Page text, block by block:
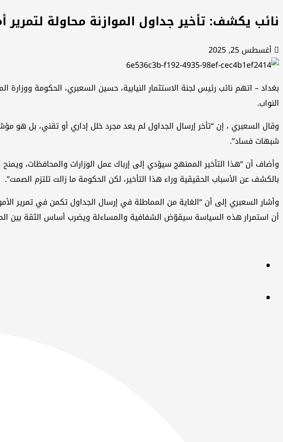
نائب يكشف: تأخير جداول الموازنة محاولة
أغسطس 25, 2025
النواب.
وقال السعبري ، إن “تأخر إرسال الجداول لم يعد مجرد خلل إداري أو تقني، بل
شبهات فساد”.
وأضاف أن “هذا التأخير الممنهج سيؤدي إلى إرباك عمل الوزارات والمحافظات، ويمنح
بالكشف عن الأسباب الحقيقية وراء هذا التأخير، لكن الحكومة ما زالت تلتزم الصمت”.
وأشار السعبري إلى أن “الغاية من المماطلة في إرسال الجداول تكمن في تمرير
أن استمرار هذه السياسة سيقوّض الشفافية والمساءلة ويضرب أساس الثقة بين